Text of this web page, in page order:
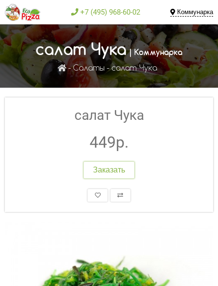
+7 (495) 968-60-02 Коммунарка
салат Чука| Коммунарка
Салаты салат Чука
салат Чука
449р.
Заказать